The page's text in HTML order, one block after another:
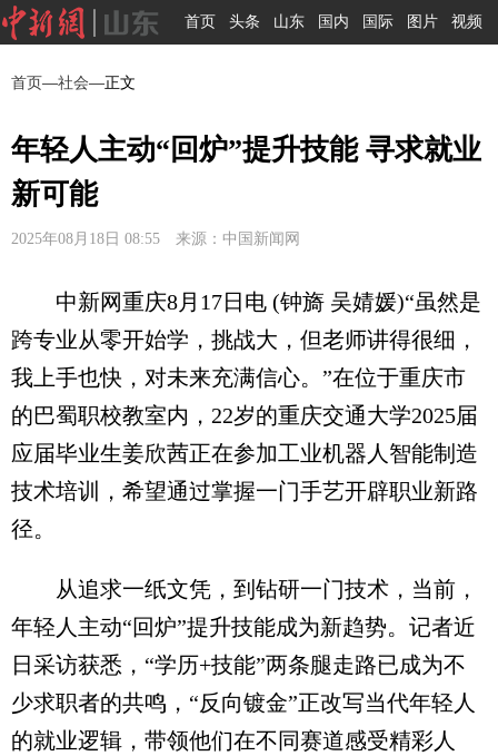
首页 头条 山东 国内 国际 图片 视频
首页—社会—正文
年轻人主动“回炉”提升技能 寻求就业
新可能
2025年08月18日 08:55 来源：中国新闻网
中新网重庆8月17日电 (钟旖 吴婧媛)“虽然是
跨专业从零开始学，挑战大，但老师讲得很细，
我上手也快，对未来充满信心。”在位于重庆市
的巴蜀职校教室内，22岁的重庆交通大学2025届
应届毕业生姜欣茜正在参加工业机器人智能制造
技术培训，希望通过掌握一门手艺开辟职业新路
径。
从追求一纸文凭，到钻研一门技术，当前，
年轻人主动“回炉”提升技能成为新趋势。记者近
日采访获悉，“学历+技能”两条腿走路已成为不
少求职者的共鸣，“反向镀金”正改写当代年轻人
的就业逻辑，带领他们在不同赛道感受精彩人